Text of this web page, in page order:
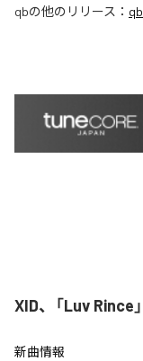
qbの他のリリース： qb
XID、「Luv Rince
新曲情報